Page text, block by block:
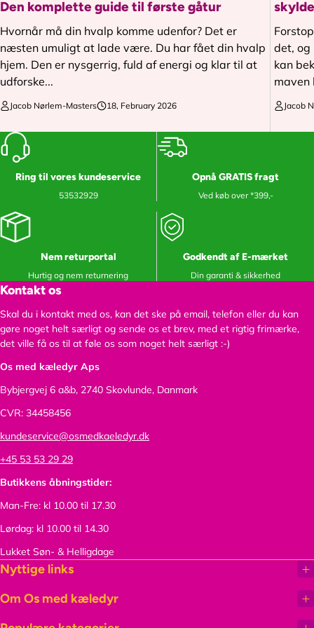
Ja, så
udstyr
Den komplette guide til første gåtur
Hvornår må din hvalp komme udenfor? Det er
næsten umuligt at lade være. Du har fået din hvalp
hjem. Den er nysgerrig, fuld af energi og klar til at
udforske...
Jacob Nørlem-Masters 18, February 2026
det, og
kan
maven
Jacob
Ring til vores kundeservice
53532929
Opnå GRATIS fragt
Ved køb over *399,-
Nem returportal
Hurtig og nem returnering
Godkendt af E-mærket
Din garanti & sikkerhed
Kontakt os
Skal du i kontakt med os, kan det ske på email, telefon eller du kan
gøre noget helt særligt og sende os et brev, med et rigtig frimærke,
det ville få os til at føle os som noget helt særligt :-)
Os med kæledyr Aps
Bybjergvej 6 a&b, 2740 Skovlunde, Danmark
CVR: 34458456
kundeservice@osmedkaeledyr.dk
+45 53 53 29 29
Butikkens åbningstider:
Man-Fre: kl 10.00 til 17.30
Lørdag: kl 10.00 til 14.30
Lukket Søn- & Helligdage
Nyttige links
Om Os med kæledyr